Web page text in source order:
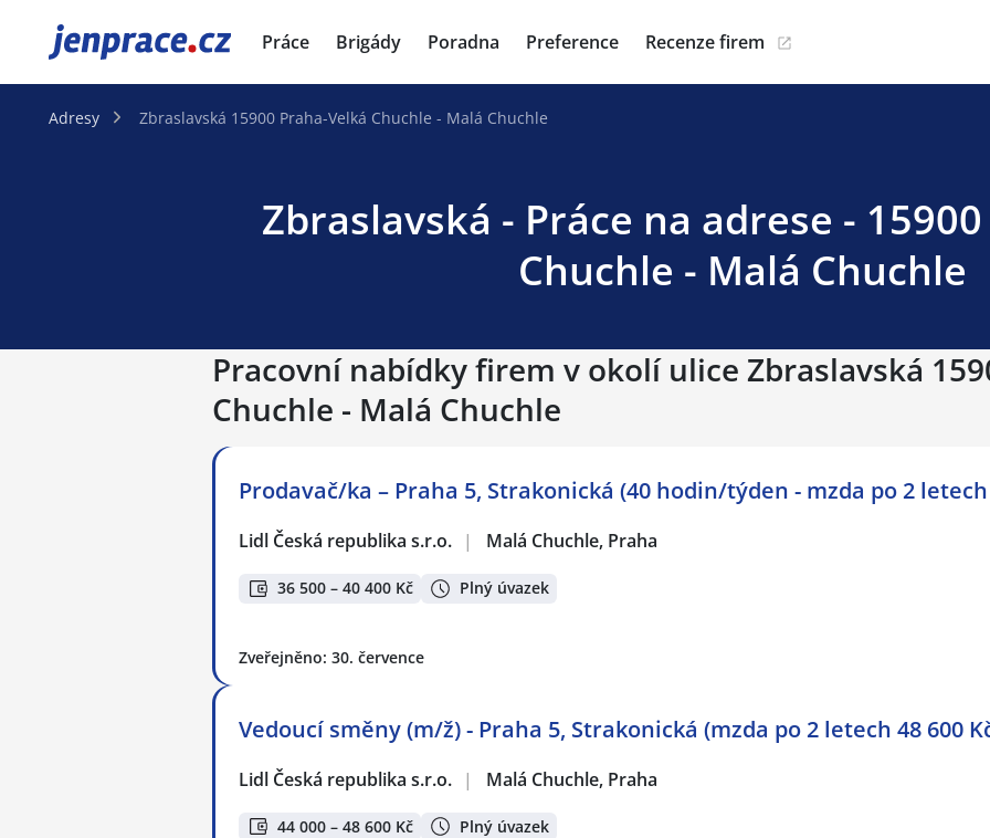
JenPráce.cz Práce Brigády Poradna Preference Recenze firem
Adresy Zbraslavská 15900 Praha-Velká Chuchle - Malá Chuchle
Zbraslavská - Práce na adrese -
Chuchle - Malá Chuchle
Pracovní nabídky firem v okolí ulice Zbraslavská
Chuchle - Malá Chuchle
Prodavač/ka – Praha 5, Strakonická (40 hodin/týden - mzda po 2 letech
Lidl Česká republika s.r.o. | Malá Chuchle, Praha
36 500 – 40 400 Kč Plný úvazek
Zveřejněno: 30. července
Vedoucí směny (m/ž) - Praha 5, Strakonická (mzda po 2 letech 48 600
Lidl Česká republika s.r.o. | Malá Chuchle, Praha
44 000 – 48 600 Kč Plný úvazek